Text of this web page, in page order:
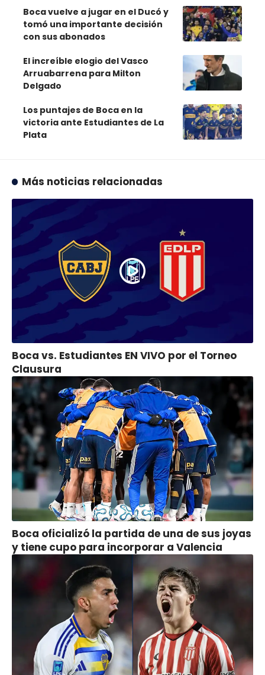
Boca vuelve a jugar en el Ducó y
tomó una importante decisión
con sus abonados
El increíble elogio del Vasco
Arruabarrena para Milton
Delgado
Los puntajes de Boca en la
victoria ante Estudiantes de La
Plata
Más noticias relacionadas
Boca vs. Estudiantes EN VIVO por el Torneo
Clausura
Boca oficializó la partida de una de sus joyas
y tiene cupo para incorporar a Valencia